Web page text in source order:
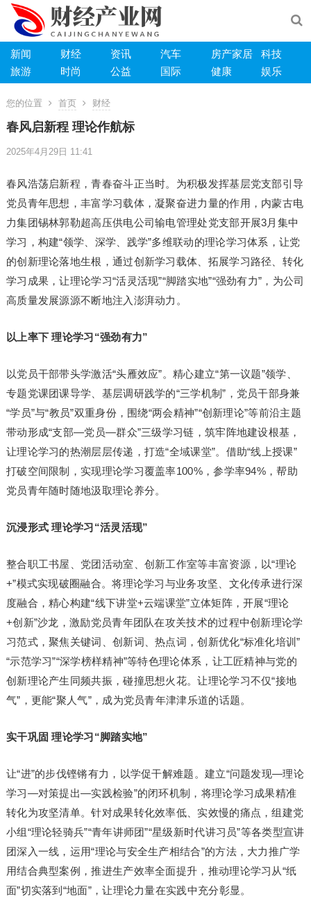
新闻 财经 资讯 汽车 房产家居
科技
旅游
时尚 公益 国际 健康 娱乐
您的位置 首页 财经
春风启新程 理论作航标
2025年4月29日 11:41
春风浩荡启新程，青春奋斗正当时。为积极发挥基层党支部引导
党员青年思想，丰富学习载体，凝聚奋进力量的作用，内蒙古电
力集团锡林郭勒超高压供电公司输电管理处党支部开展3月集中
学习，构建“领学、深学、践学”多维联动的理论学习体系，让党
的创新理论落地生根，通过创新学习载体、拓展学习路径、转化
学习成果，让理论学习“活灵活现”“脚踏实地”“强劲有力”，为公司
高质量发展源源不断地注入澎湃动力。
以上率下 理论学习“强劲有力”
以党员干部带头学激活“头雁效应”。精心建立“第一议题”领学、
专题党课团课导学、基层调研践学的“三学机制”，党员干部身兼
“学员”与“教员”双重身份，围绕“两会精神”“创新理论”等前沿主题
带动形成“支部—党员—群众”三级学习链，筑牢阵地建设根基，
让理论学习的热潮层层传递，打造“全域课堂”。借助“线上授课”
打破空间限制，实现理论学习覆盖率100%，参学率94%，帮助
党员青年随时随地汲取理论养分。
沉浸形式 理论学习“活灵活现”
整合职工书屋、党团活动室、创新工作室等丰富资源，以“理论
+”模式实现破圈融合。将理论学习与业务攻坚、文化传承进行深
度融合，精心构建“线下讲堂+云端课堂”立体矩阵，开展“理论
+创新”沙龙，激励党员青年团队在攻关技术的过程中创新理论学
习范式，聚焦关键词、创新词、热点词，创新优化“标准化培训”
“示范学习”“深学榜样精神”等特色理论体系，让工匠精神与党的
创新理论产生同频共振，碰撞思想火花。让理论学习不仅“接地
气”，更能“聚人气”，成为党员青年津津乐道的话题。
实干巩固 理论学习“脚踏实地”
让“进”的步伐铿锵有力，以学促干解难题。建立“问题发现—理论
学习—对策提出—实践检验”的闭环机制，将理论学习成果精准
转化为攻坚清单。针对成果转化效率低、实效慢的痛点，组建党
小组“理论轻骑兵”“青年讲师团”“星级新时代讲习员”等各类型宣讲
团深入一线，运用“理论与安全生产相结合”的方法，大力推广学
用结合典型案例，推进生产效率全面提升，推动理论学习从“纸
面”切实落到“地面”，让理论力量在实践中充分彰显。